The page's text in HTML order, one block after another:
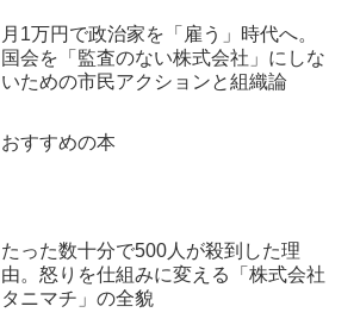
月1万円で政治家を「雇う」時代へ。
国会を「監査のない株式会社」にしな
いための市民アクションと組織論
おすすめの本
たった数十分で500人が殺到した理
由。怒りを仕組みに変える「株式会社
タニマチ」の全貌